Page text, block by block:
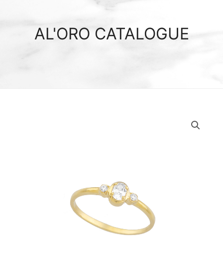
AL'ORO CATALOGUE